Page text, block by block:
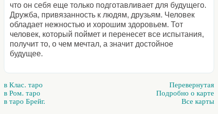
что он себя еще только подготавливает для будущего.
Дружба, привязанность к людям, друзьям. Человек
обладает нежностью и хорошим здоровьем. Тот
человек, который поймет и перенесет все испытания,
получит то, о чем мечтал, а значит достойное
будущее.
в Клас. таро
в Ром. таро
в таро Брейг.
Перевернутая
Подробно о карте
Все карты